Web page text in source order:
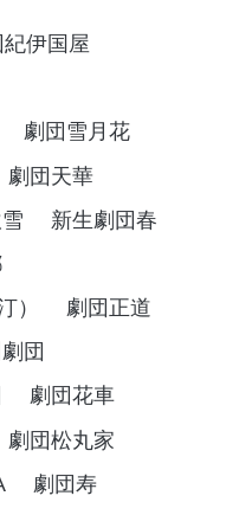
紀伊国屋
劇団雪月花
劇団天華
新生劇団春
）
劇団正道
団
劇団花車
劇団松丸家
劇団寿